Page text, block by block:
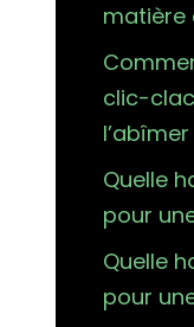
matière
clic-
l’abîmer
Quelle
pour
Quelle
pour